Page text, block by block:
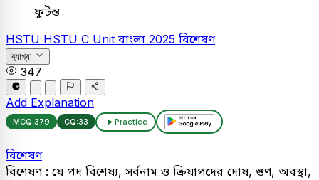
ফুটন্ত
HSTU HSTU C Unit বাংলা 2025 বিশেষণ
ব্যাখ্যা
347
Add Explanation
MCQ:379 CQ:33 Practice
বিশেষণ
বিশেষণ : যে পদ বিশেষ্য, সর্বনাম ও ক্রিয়াপদের দোষ, গুণ, অবস্থা,